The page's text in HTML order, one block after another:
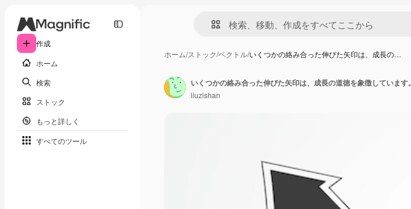
作成
ホーム
検索
ストック
もっと詳しく
すべてのツール
ホーム/ストック/ベクトル/いくつかの絡み合った伸びた矢印は、成長の…
いくつかの絡み合った伸びた矢印は、成長の道徳を象徴しています。
liuzishan